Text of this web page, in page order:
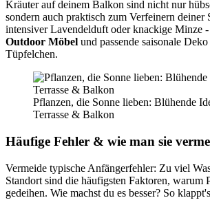
Kräuter auf deinem Balkon sind nicht nur
sondern auch praktisch zum Verfeinern deiner
intensiver Lavendelduft oder knackige Minze
Outdoor Möbel und passende saisonale
Tüpfelchen.
Pflanzen, die Sonne lieben: Blühende
Terrasse & Balkon
Häufige Fehler & wie man sie
Vermeide typische Anfängerfehler: Zu viel
Standort sind die häufigsten Faktoren, warum
gedeihen. Wie machst du es besser? So